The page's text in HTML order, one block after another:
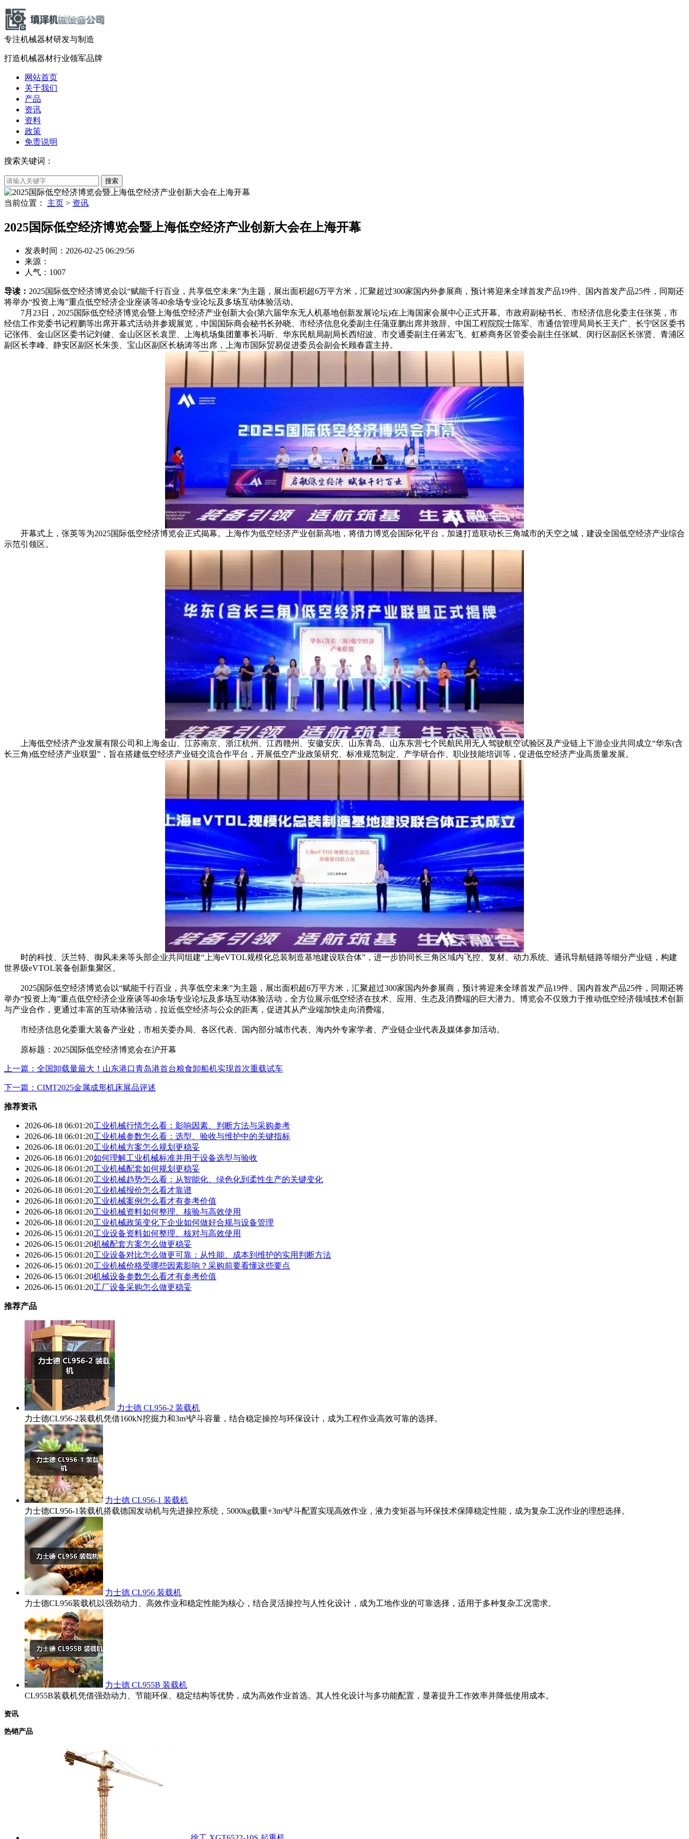
专注机械器材研发与制造
打造机械器材行业领军品牌
网站首页
关于我们
产品
资讯
资料
政策
免责说明
搜索关键词：
当前位置： 主页 > 资讯
2025国际低空经济博览会暨上海低空经济产业创新大会在上海开幕
发表时间：2026-02-25 06:29:56
来源：
人气： 1007
导读： 2025国际低空经济博览会以“赋能千行百业，共享低空未来”为主题，展出面积超6万平方米，汇聚超过300家国内外参展商，预计将迎来全球首发产品19件、国内首发产品25件，同期还
将举办“投资上海”重点低空经济企业座谈等40余场专业论坛及多场互动体验活动。
7月23日，2025国际低空经济博览会暨上海低空经济产业创新大会(第六届华东无人机基地创新发展论坛)在上海国家会展中心正式开幕。市政府副秘书长、市经济信息化委主任张英，市
经信工作党委书记程鹏等出席开幕式活动并参观展览，中国国际商会秘书长孙晓、市经济信息化委副主任蒲亚鹏出席并致辞。中国工程院院士陈军、市通信管理局局长王天广、长宁区区委书
记张伟、金山区区委书记刘健、金山区区长袁罡、上海机场集团董事长冯昕、华东民航局副局长西绍波、市交通委副主任蒋宏飞、虹桥商务区管委会副主任张斌、闵行区副区长张贤、青浦区
副区长李峰、静安区副区长朱羡、宝山区副区长杨涛等出席，上海市国际贸易促进委员会副会长顾春霆主持。
开幕式上，张英等为2025国际低空经济博览会正式揭幕。上海作为低空经济产业创新高地，将借力博览会国际化平台，加速打造联动长三角城市的天空之城，建设全国低空经济产业综合
示范引领区。
上海低空经济产业发展有限公司和上海金山、江苏南京、浙江杭州、江西赣州、安徽安庆、山东青岛、山东东营七个民航民用无人驾驶航空试验区及产业链上下游企业共同成立“华东(含
长三角)低空经济产业联盟”，旨在搭建低空经济产业链交流合作平台，开展低空产业政策研究、标准规范制定、产学研合作、职业技能培训等，促进低空经济产业高质量发展。
时的科技、沃兰特、御风未来等头部企业共同组建“上海eVTOL规模化总装制造基地建设联合体”，进一步协同长三角区域内飞控、复材、动力系统、通讯导航链路等细分产业链，构建
世界级eVTOL装备创新集聚区。
2025国际低空经济博览会以“赋能千行百业，共享低空未来”为主题，展出面积超6万平方米，汇聚超过300家国内外参展商，预计将迎来全球首发产品19件、国内首发产品25件，同期还将
举办“投资上海”重点低空经济企业座谈等40余场专业论坛及多场互动体验活动，全方位展示低空经济在技术、应用、生态及消费端的巨大潜力。博览会不仅致力于推动低空经济领域技术创新
与产业合作，更通过丰富的互动体验活动，拉近低空经济与公众的距离，促进其从产业端加快走向消费端。
市经济信息化委重大装备产业处，市相关委办局、各区代表、国内部分城市代表、海内外专家学者、产业链企业代表及媒体参加活动。
原标题：2025国际低空经济博览会在沪开幕
上一篇：全国卸载量最大！山东港口青岛港首台粮食卸船机实现首次重载试车
下一篇：CIMT2025金属成形机床展品评述
推荐资讯
2026-06-18 06:01:20工业机械行情怎么看：影响因素、判断方法与采购参考
2026-06-18 06:01:20工业机械参数怎么看：选型、验收与维护中的关键指标
2026-06-18 06:01:20工业机械方案怎么规划更稳妥
2026-06-18 06:01:20如何理解工业机械标准并用于设备选型与验收
2026-06-18 06:01:20工业机械配套如何规划更稳妥
2026-06-18 06:01:20工业机械趋势怎么看：从智能化、绿色化到柔性生产的关键变化
2026-06-18 06:01:20工业机械报价怎么看才靠谱
2026-06-18 06:01:20工业机械案例怎么看才有参考价值
2026-06-18 06:01:20工业机械资料如何整理、核验与高效使用
2026-06-18 06:01:20工业机械政策变化下企业如何做好合规与设备管理
2026-06-15 06:01:20工业设备资料如何整理、核对与高效使用
2026-06-15 06:01:20机械配套方案怎么做更稳妥
2026-06-15 06:01:20工业设备对比怎么做更可靠：从性能、成本到维护的实用判断方法
2026-06-15 06:01:20工业机械价格受哪些因素影响？采购前要看懂这些要点
2026-06-15 06:01:20机械设备参数怎么看才有参考价值
2026-06-15 06:01:20工厂设备采购怎么做更稳妥
推荐产品
力士德 CL956-2 装载机
力士德CL956-2装载机凭借160kN挖掘力和3m³铲斗容量，结合稳定操控与环保设计，成为工程作业高效可靠的选择。
力士德 CL956-1 装载机
力士德CL956-1装载机搭载德国发动机与先进操控系统，5000kg载重+3m³铲斗配置实现高效作业，液力变矩器与环保技术保障稳定性能，成为复杂工况作业的理想选择。
力士德 CL956 装载机
力士德CL956装载机以强劲动力、高效作业和稳定性能为核心，结合灵活操控与人性化设计，成为工地作业的可靠选择，适用于多种复杂工况需求。
力士德 CL955B 装载机
CL955B装载机凭借强劲动力、节能环保、稳定结构等优势，成为高效作业首选。其人性化设计与多功能配置，显著提升工作效率并降低使用成本。
资讯
热销产品